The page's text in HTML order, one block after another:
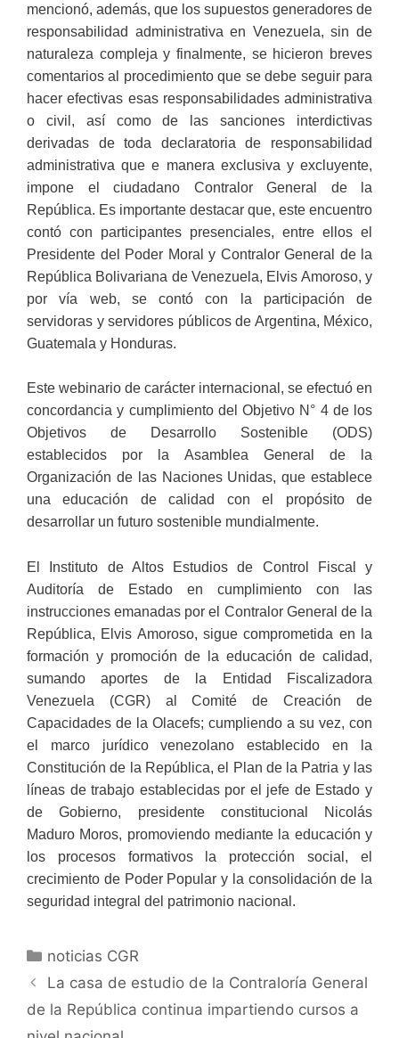
mencionó, además, que los supuestos generadores de
responsabilidad administrativa en Venezuela, sin de
naturaleza compleja y finalmente, se hicieron breves
comentarios al procedimiento que se debe seguir para
hacer efectivas esas responsabilidades administrativa
o civil, así como de las sanciones interdictivas
derivadas de toda declaratoria de responsabilidad
administrativa que e manera exclusiva y excluyente,
impone el ciudadano Contralor General de la
República. Es importante destacar que, este encuentro
contó con participantes presenciales, entre ellos el
Presidente del Poder Moral y Contralor General de la
República Bolivariana de Venezuela, Elvis Amoroso, y
por vía web, se contó con la participación de
servidoras y servidores públicos de Argentina, México,
Guatemala y Honduras.
Este webinario de carácter internacional, se efectuó en
concordancia y cumplimiento del Objetivo N° 4 de los
Objetivos de Desarrollo Sostenible (ODS)
establecidos por la Asamblea General de la
Organización de las Naciones Unidas, que establece
una educación de calidad con el propósito de
desarrollar un futuro sostenible mundialmente.
El Instituto de Altos Estudios de Control Fiscal y
Auditoría de Estado en cumplimiento con las
instrucciones emanadas por el Contralor General de la
República, Elvis Amoroso, sigue comprometida en la
formación y promoción de la educación de calidad,
sumando aportes de la Entidad Fiscalizadora
Venezuela (CGR) al Comité de Creación de
Capacidades de la Olacefs; cumpliendo a su vez, con
el marco jurídico venezolano establecido en la
Constitución de la República, el Plan de la Patria y las
líneas de trabajo establecidas por el jefe de Estado y
de Gobierno, presidente constitucional Nicolás
Maduro Moros, promoviendo mediante la educación y
los procesos formativos la protección social, el
crecimiento de Poder Popular y la consolidación de la
seguridad integral del patrimonio nacional.
noticias CGR
La casa de estudio de la Contraloría General
de la República continua impartiendo cursos a